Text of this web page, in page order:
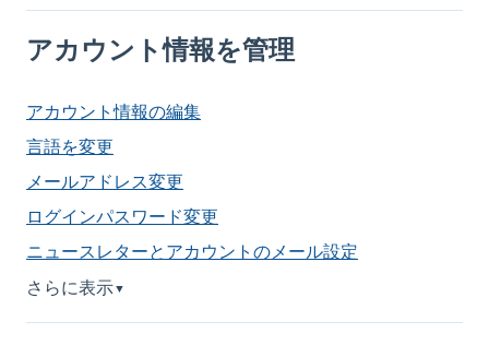
アカウント情報を管理
アカウント情報の編集
言語を変更
メールアドレス変更
ログインパスワード変更
ニュースレターとアカウントのメール設定
さらに表示▼